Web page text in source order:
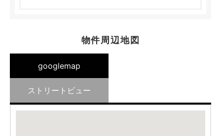
物件周辺地図
googlemap
ストリートビュー